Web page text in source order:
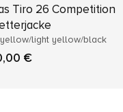
Tiro 26 Competition
light yellow/black
€